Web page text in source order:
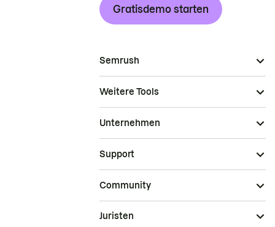
Gratisdemo starten
Semrush
Weitere Tools
Unternehmen
Support
Community
Juristen